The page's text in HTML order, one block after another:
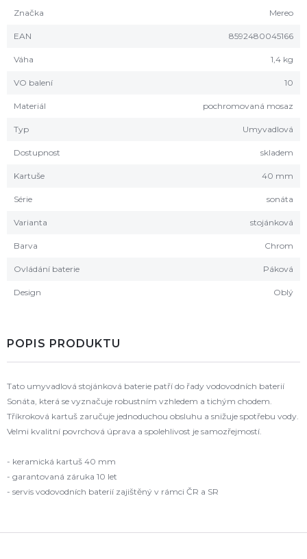
Značka Mereo
EAN 8592480045166
Váha 1,4 kg
VO balení 10
Materiál pochromovaná mosaz
Typ Umyvadlová
Dostupnost skladem
Kartuše 40 mm
Série sonáta
Varianta stojánková
Barva Chrom
Ovládání baterie Páková
Design Oblý
POPIS PRODUKTU
Tato umyvadlová stojánková baterie patří do řady vodovodních baterií
Sonáta, která se vyznačuje robustním vzhledem a tichým chodem.
Tříkroková kartuš zaručuje jednoduchou obsluhu a snižuje spotřebu vody.
Velmi kvalitní povrchová úprava a spolehlivost je samozřejmostí.
- keramická kartuš 40 mm
- garantovaná záruka 10 let
- servis vodovodních baterií zajištěný v rámci ČR a SR